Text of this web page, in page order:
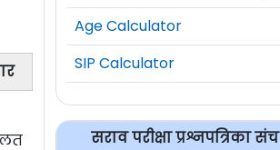
Age Calculator
SIP Calculator
सराव परीक्षा प्रश्नपत्रिका संच